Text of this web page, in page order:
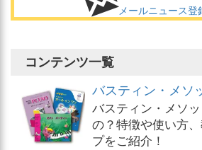
メールニュース登
コンテンツ一覧
バスティン・メソ
バスティン・メソ
の？特徴や使い方
プをご紹介！